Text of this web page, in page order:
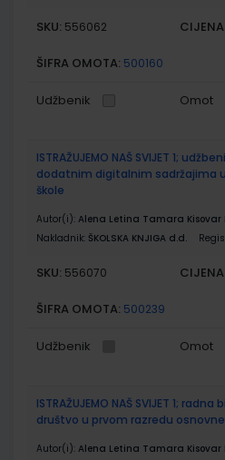
SKU: 556062 CIJENA:
ŠIFRA OMOTA: 500160
Udžbenik Omot
ISTRAŽUJEMO NAŠ SVIJET 1;
dodatnim digitalnim sadržajima
škole
Autor(i): Alena Letina Tamara
Nakladnik: ŠKOLSKA KNJIGA d.d.
SKU: 556070 CIJENA:
ŠIFRA OMOTA: 500239
Udžbenik Omot
ISTRAŽUJEMO NAŠ SVIJET 1;
društvo u prvom razredu
Autor(i): Alena Letina Tamara